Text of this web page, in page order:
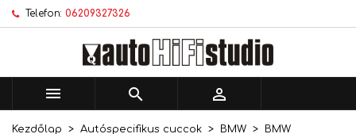
Telefon: 06209327326
  
Kezdőlap Autóspecifikus cuccok BMW
BMW
Kívánságlistáim ×
Új lista létrehozása
Kívánságlista létrehozása ×
Kívánságlista neve
Bejelentkezés ×
történő mentéséhez.